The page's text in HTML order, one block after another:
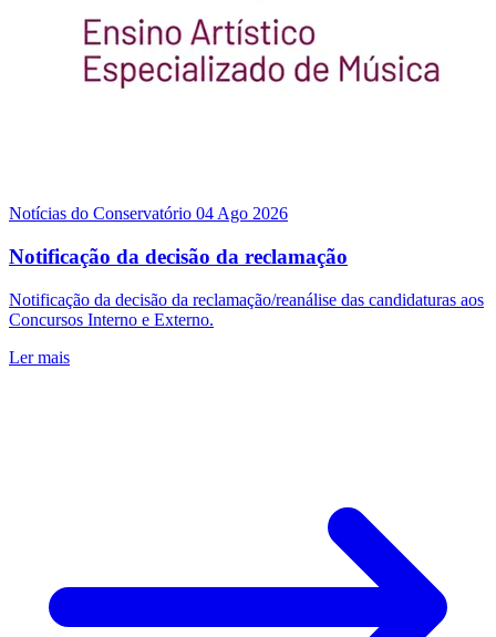
Notícias do Conservatório 04 Ago 2026
Notificação da decisão da reclamação
Notificação da decisão da reclamação/reanálise das candidaturas aos
Concursos Interno e Externo.
Ler mais